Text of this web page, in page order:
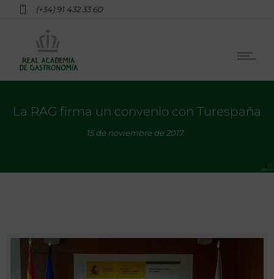
(+34) 91 432 33 60
La RAG firma un convenio con Turespaña
15 de noviembre de 2017